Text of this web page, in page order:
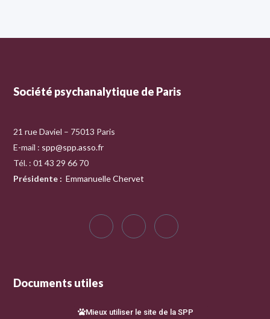
Société psychanalytique de Paris
21 rue Daviel – 75013 Paris
E-mail : spp@spp.asso.fr
Tél. : 01 43 29 66 70
Présidente : Emmanuelle Chervet
Documents utiles
Mieux utiliser le site de la SPP